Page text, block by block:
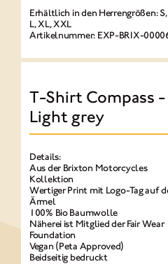
Erhältlich in den Herrengrößen:
L, XL, XXL
Artikelnummer: EXP-BRIX-
T-Shirt Compass -
Light grey
Details:
Aus der Brixton Motorcycles
Kollektion
Wertiger Print mit Logo-Tag auf
Ärmel
100% Bio Baumwolle
Näherei ist Mitglied der Fair Wear
Foundation
Vegan (Peta Approved)
Beidseitig bedruckt